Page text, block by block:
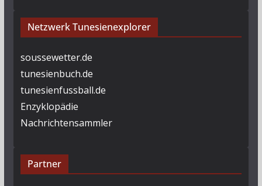
Netzwerk Tunesienexplorer
soussewetter.de
tunesienbuch.de
tunesienfussball.de
Enzyklopädie
Nachrichtensammler
Partner